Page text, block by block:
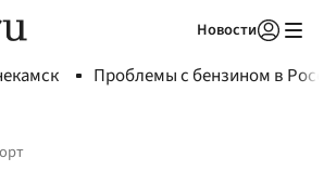
Новости
Проблемы с бензином в